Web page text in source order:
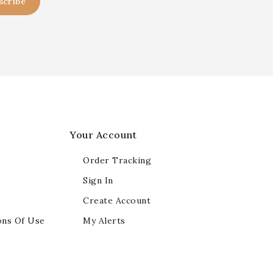
Of Use
Your Account
Order Tracking
Sign In
Create Account
My Alerts